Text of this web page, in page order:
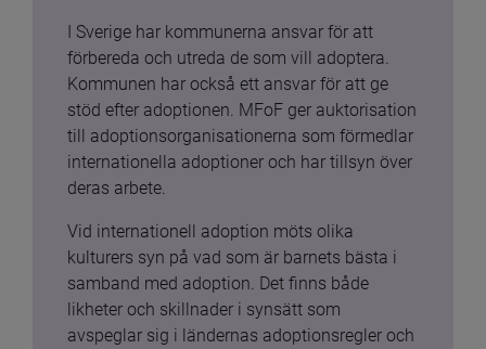
I Sverige har kommunerna ansvar för att
förbereda och utreda de som vill adoptera.
Kommunen har också ett ansvar för att ge
stöd efter adoptionen. MFoF ger auktorisation
till adoptionsorganisationerna som förmedlar
internationella adoptioner och har tillsyn över
deras arbete.
Vid internationell adoption möts olika
kulturers syn på vad som är barnets bästa i
samband med adoption. Det finns både
likheter och skillnader i synsätt som
avspeglar sig i ländernas adoptionsregler och